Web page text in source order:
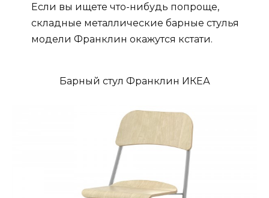
Если вы ищете что-нибудь попроще,
складные металлические барные стулья
модели Франклин окажутся кстати.
Барный стул Франклин ИКЕА